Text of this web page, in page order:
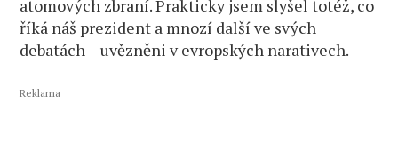
atomových zbraní. Prakticky jsem slyšel totéž, co
říká náš prezident a mnozí další ve svých
debatách – uvězněni v evropských narativech.
Reklama